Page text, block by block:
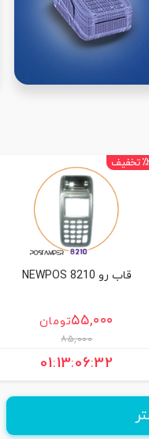
تخفیف
قاب رو NEWPOS 8210
۵۵,۰۰۰تومان
۸۵,۰۰۰
01:13:06:31